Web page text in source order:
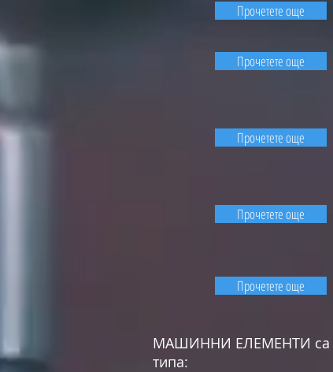
Прочетете още
Прочетете още
Прочетете още
Прочетете още
Прочетете още
МАШИННИ ЕЛЕМЕНТИ са
типа: